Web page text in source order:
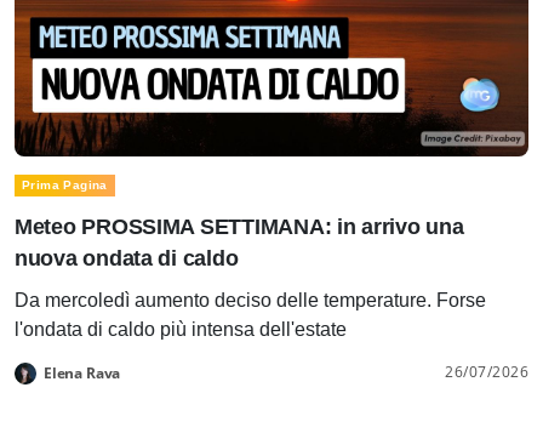
Prima Pagina
Meteo PROSSIMA SETTIMANA: in arrivo una
nuova ondata di caldo
Da mercoledì aumento deciso delle temperature. Forse
l'ondata di caldo più intensa dell'estate
Elena Rava 26/07/2026